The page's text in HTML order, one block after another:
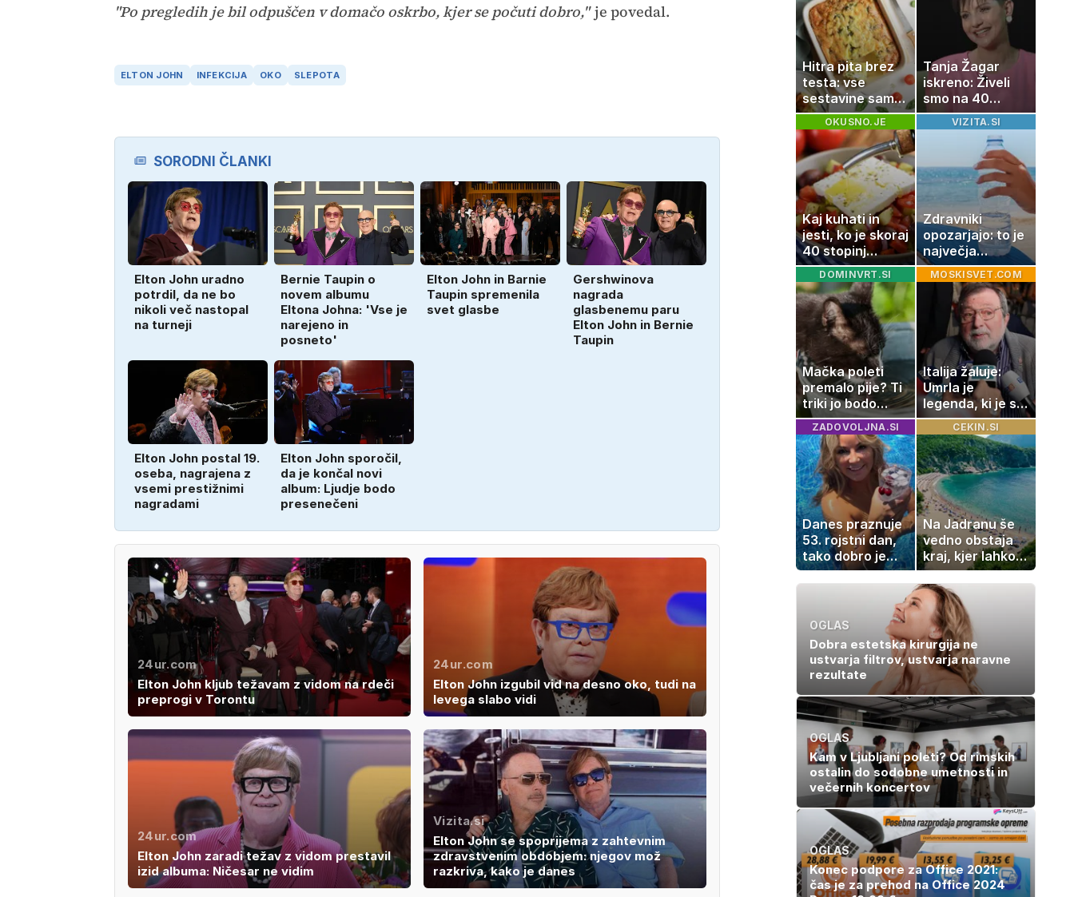
"Po pregledih je bil odpuščen v domačo oskrbo, kjer se počuti dobro,"je povedal.
ELTON JOHN INFEKCIJA OKO SLEPOTA
SORODNI ČLANKI
Elton John uradno
potrdil, da ne bo
nikoli več nastopal
na turneji
Bernie Taupin o
novem albumu
Eltona Johna: 'Vse je
narejeno in
posneto'
Elton John in Barnie
Taupin spremenila
svet glasbe
Gershwinova
nagrada
glasbenemu paru
Elton John in Bernie
Taupin
Elton John postal 19.
oseba, nagrajena z
vsemi prestižnimi
nagradami
Elton John sporočil,
da je končal novi
album: Ljudje bodo
presenečeni
24ur.com
Elton John kljub težavam z vidom na rdeči
preprogi v Torontu
24ur.com
Elton John izgubil vid na desno oko, tudi na
levega slabo vidi
24ur.com
Elton John zaradi težav z vidom prestavil
izid albuma: Ničesar ne vidim
Vizita.si
Elton John se spoprijema z zahtevnim
zdravstvenim obdobjem: njegov mož
razkriva, kako je danes
Hitra pita brez
testa: vse
sestavine samo
zmešate in
pečica opravi
ostalo
Tanja Žagar
iskreno: Živeli
smo na 40
kvadratih, a
imela sem vse,
potrebuje
OKUSNO.JE
Kaj kuhati in
jesti, ko je skoraj
40 stopinj
Celzija: 5 kosil
brez prižiganja
pečice
VIZITA.SI
Zdravniki
opozarjajo: to je
največja
napaka, ki jo
ljudje delajo med
vročino
DOMINVRT.SI
Mačka poleti
premalo pije? Ti
triki jo bodo
spodbudili, da
zaužije več vode
MOSKISVET.COM
Italija žaluje:
Umrla je
legenda, ki je s
svojimi pesmimi
zaznamovala
Italijo
ZADOVOLJNA.SI
Danes praznuje
53. rojstni dan,
tako dobro je
videti znana
Slovenka
CEKIN.SI
Na Jadranu še
vedno obstaja
kraj, kjer lahko
dopustujete
poceni:
nastanitev že od
10 evrov, kosilo
za pet evrov
OGLAS
Dobra estetska kirurgija ne
ustvarja filtrov, ustvarja naravne
rezultate
OGLAS
Kam v Ljubljani poleti? Od rimskih
ostalin do sodobne umetnosti in
večernih koncertov
OGLAS
Konec podpore za Office 2021:
čas je za prehod na Office 2024